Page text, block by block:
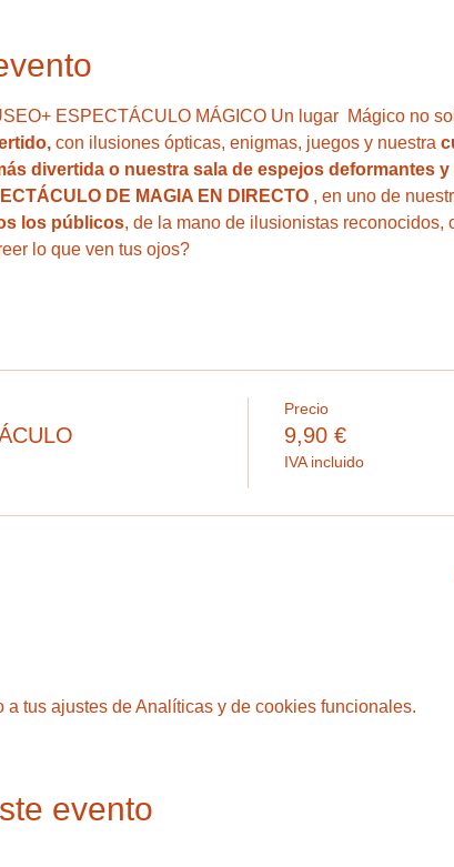
ESPECTÁCULO MÁGICO Un lugar  Mágico no
con ilusiones ópticas, enigmas, juegos y nuestra
divertida o nuestra sala de espejos deformantes
DE MAGIA EN DIRECTO , en uno de
los públicos, de la mano de ilusionistas reconocidos,
lo que ven tus ojos?
Precio
9,90 €
IVA incluido
tus ajustes de Analíticas y de cookies funcionales.
evento